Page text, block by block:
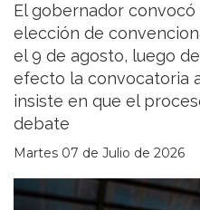
El gobernador
elección de
el 9 de agosto, luego
efecto la convocatoria
insiste en que el
debate
Martes 07 de Julio de 2026